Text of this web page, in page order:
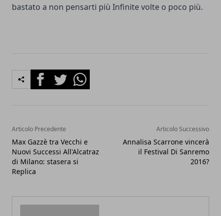
bastato a non pensarti più Inﬁnite volte o poco più.
FacebookTwitterWhatsapp
Articolo Precedente
Max Gazzè tra Vecchi e
Nuovi Successi All'Alcatraz
di Milano: stasera si
Replica
Articolo Successivo
Annalisa Scarrone vincerà
il Festival Di Sanremo
2016?